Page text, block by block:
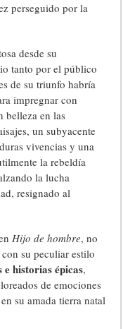
perseguido por la
desde su
tanto por el público
de su triunfo habría
impregnar con
belleza en las
un subyacente
vivencias y una
la rebeldía
la lucha
resignado al
Hijo de hombre, no
su peculiar estilo
e historias épicas,
de emociones
su amada tierra natal